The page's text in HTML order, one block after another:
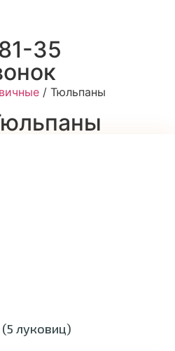
35
/ Тюльпаны
луковиц)